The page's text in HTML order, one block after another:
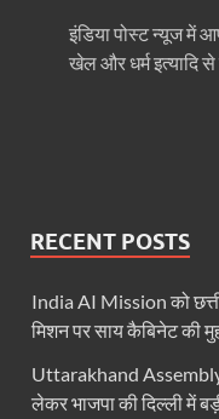
इंडिया पोस्ट न्यूज में
खेल और धर्म इत्यादि
RECENT POSTS
India AI Mission को
मिशन पर साय कैबिनेट की
Uttarakhand Assembly
लेकर भाजपा की दिल्ली में